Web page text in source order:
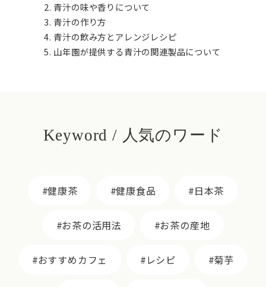
青汁の味や香りについて
青汁の作り方
青汁の飲み方とアレンジレシピ
山年園が提供する青汁の関連製品について
Keyword / 人気のワード
健康茶 健康食品 日本茶
お茶の活用法 お茶の産地
おすすめカフェ レシピ 菊芋